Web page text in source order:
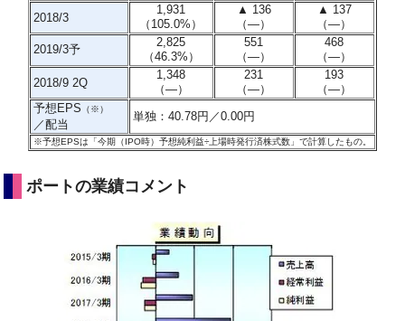
2018/3
1,931
（105.0%）
▲ 136
（―）
▲ 137
（―）
2019/3予
2,825
（46.3%）
551
（―）
468
（―）
2018/9 2Q
1,348
（―）
231
（―）
193
（―）
予想EPS （※）
／配当
単独：40.78円／0.00円
※予想EPSは「今期（IPO時）予想純利益÷上場時発行済株式数」で計算したもの。
ポートの業績コメント